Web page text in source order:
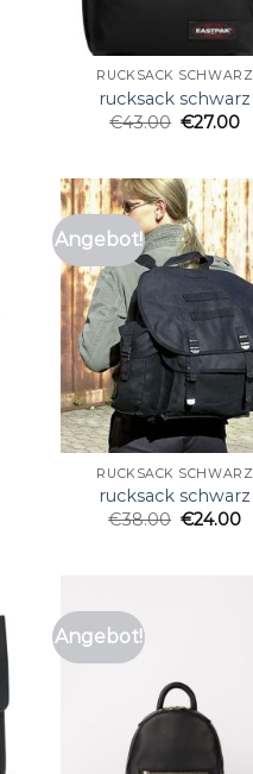
RUCKSACK SCHWARZ
rucksack schwarz
€43.00 €27.00
Angebot!
RUCKSACK SCHWARZ
rucksack schwarz
€38.00 €24.00
Angebot!